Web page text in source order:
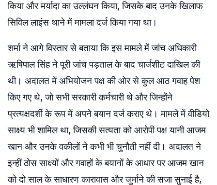
किया और मर्यादा का उल्लंघन किया, जिसके बाद उनके खिलाफ
सिविल लाइंस थाने में मामला दर्ज किया गया था।
शर्मा ने आगे विस्तार से बताया कि इस मामले में जांच अधिकारी
ऋषिपाल सिंह ने पूरी जांच पड़ताल के बाद चार्जशीट दाखिल की
थी। अदालत में अभियोजन पक्ष की ओर से कुल आठ गवाह पेश
किए गए थे, जो सभी सरकारी कर्मचारी थे और जिन्होंने
प्रत्यक्षदर्शी के रूप में अपने बयान दर्ज कराए थे। मामले में वीडियो
साक्ष्य भी शामिल था, जिसकी सत्यता को आरोपी पक्ष यानी आजम
खान और उनके वकीलों ने कभी भी चुनौती नहीं दी। अदालत ने
इन्हीं ठोस साक्ष्यों और गवाहों के बयानों के आधार पर आजम खान
को दो साल के साधारण कारावास और जुर्माने की सजा सुनाई है,